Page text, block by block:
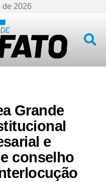
de 2026
Grande
e
conselho